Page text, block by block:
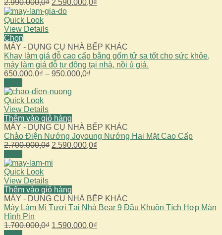
2.990.000,0₫ Giá
gốc
2.590.000,0₫
Quick Look
View Details
Chọn
MÁY - DỤNG CỤ NHÀ BẾP KHÁC
Khay làm giá đỗ cao cấp bằng gốm tử sa tốt cho sức khỏe,
máy làm giá đỗ tự động tại nhà, nồi ủ giá.
650.000,0₫ – 950.000,0₫
Quick Look
View Details
Thêm vào giỏ hàng
MÁY - DỤNG CỤ NHÀ BẾP KHÁC
Chảo Điện Nướng Joyoung Nướng Hai Mặt Cao Cấp
2.700.000,0₫ Giá
là:
2.590.000,0₫
Quick Look
View Details
Thêm vào giỏ hàng
MÁY - DỤNG CỤ NHÀ BẾP KHÁC
Máy Làm Mì Tươi Tại Nhà Bear 9 Đầu Khuôn Tích Hợp Màn
Hình Pin
1.700.000,0₫ Giá
1.590.000,0₫